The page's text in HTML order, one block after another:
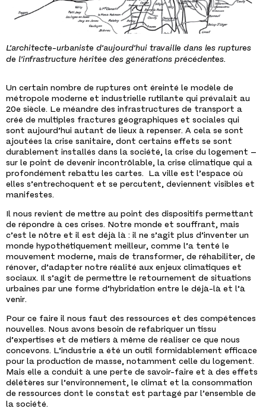
L’architecte-urbaniste d’aujourd’hui travaille dans les ruptures
de l’infrastructure héritée des générations précédentes.
Un certain nombre de ruptures ont éreinté le modèle de
métropole moderne et industrielle rutilante qui prévalait au
20e siècle. Le méandre des infrastructures de transport a
créé de multiples fractures géographiques et sociales qui
sont aujourd’hui autant de lieux à repenser. A cela se sont
ajoutées la crise sanitaire, dont certains effets se sont
durablement installés dans la société, la crise du logement –
sur le point de devenir incontrôlable, la crise climatique qui a
profondément rebattu les cartes. La ville est l’espace où
elles s’entrechoquent et se percutent, deviennent visibles et
manifestes.
Il nous revient de mettre au point des dispositifs permettant
de répondre à ces crises. Notre monde et souffrant, mais
c’est le nôtre et il est déjà là : il ne s’agit plus d’inventer un
monde hypothétiquement meilleur, comme l’a tenté le
mouvement moderne, mais de transformer, de réhabiliter, de
rénover, d’adapter notre réalité aux enjeux climatiques et
sociaux. Il s’agit de permettre le retournement de situations
urbaines par une forme d’hybridation entre le déjà-là et l’à
venir.
Pour ce faire il nous faut des ressources et des compétences
nouvelles. Nous avons besoin de refabriquer un tissu
d’expertises et de métiers à même de réaliser ce que nous
concevons. L’industrie a été un outil formidablement efficace
pour la production de masse, notamment celle du logement.
Mais elle a conduit à une perte de savoir-faire et à des effets
délétères sur l’environnement, le climat et la consommation
de ressources dont le constat est partagé par l’ensemble de
la société.